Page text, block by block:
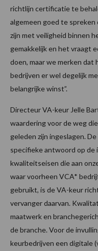
richtlijn certificatie te
algemeen goed te spreken
zijn met veiligheid binnen
gemakkelijk en het vraagt
doen, maar we merken
bedrijven er wel degelijk
belangrijke winst”.
Directeur VA-keur Jelle
waardering voor de weg
geleden zijn ingeslagen.
specifieke antwoord op de
kwaliteitseisen die aan
waar voorheen VCA*
gebruikt, is de VA-keur
vervanger daarvan.
maatwerk en
de branche. Voor de
keurbedrijven een digitale